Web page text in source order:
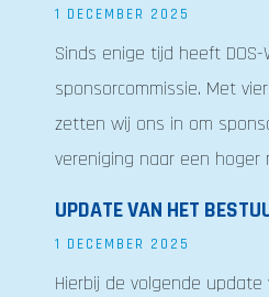
1 DECEMBER 2025
Sinds enige tijd heeft
sponsorcommissie. Met
zetten wij ons in om
vereniging naar een hoger
UPDATE VAN HET
1 DECEMBER 2025
Hierbij de volgende